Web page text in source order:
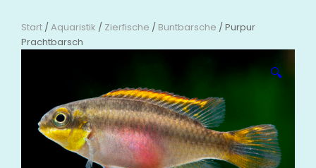
Start /Aquaristik / Zierfische / Buntbarsche / Purpur
Prachtbarsch
🔍